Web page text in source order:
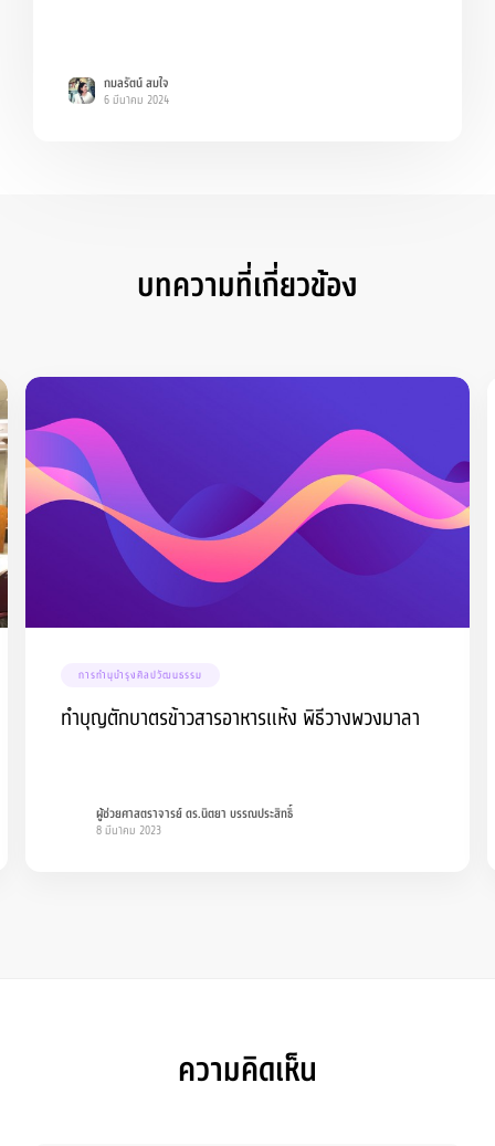
กมลรัตน์ สมใจ
6 มีนาคม 2024
บทความที่เกี่ยวข้อง
การทำนุบำรุงศิลปวัฒนธรรม
ทำบุญตักบาตรข้าวสารอาหารแห้ง พิธีวางพวงมาลา
ผู้ช่วยศาสตราจารย์ ดร.นิตยา บรรณประสิทธิ์
8 มีนาคม 2023
ความคิดเห็น